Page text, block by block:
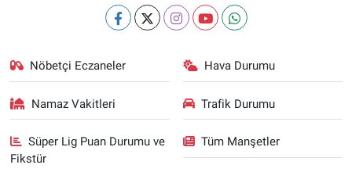
Nöbetçi Eczaneler Hava Durumu
Namaz Vakitleri Trafik Durumu
Süper Lig Puan Durumu ve
Fikstür
Tüm Manşetler